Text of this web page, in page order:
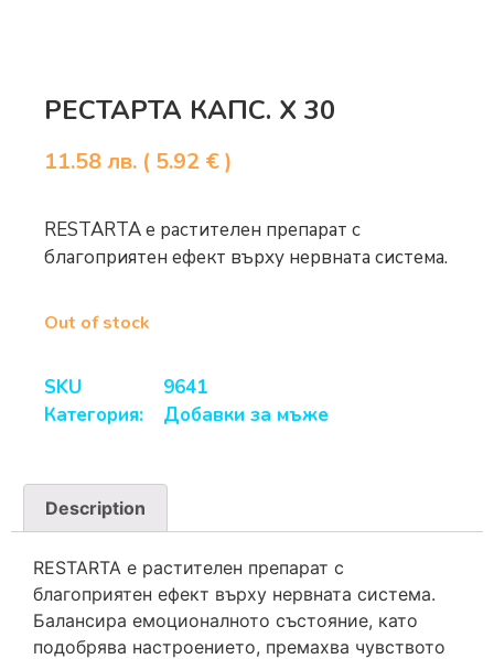
РЕСТАРТА КАПС. Х 30
11.58лв. ( 5.92 € )
RESTARTA е растителен препарат c
благоприятен ефект върху нервната система.
Out of stock
SKU
9641
Категория:
Добавки за мъже
Description
RESTARTA е растителен препарат c
благоприятен ефект върху нервната система.
Балансира емоционалното състояние, като
подобрява настроението, премахва чувството